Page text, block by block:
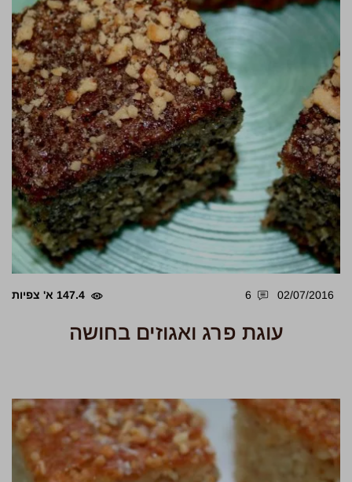
02/07/2016
6 147.4 א' צפיות
עוגת פרג ואגוזים בחושה